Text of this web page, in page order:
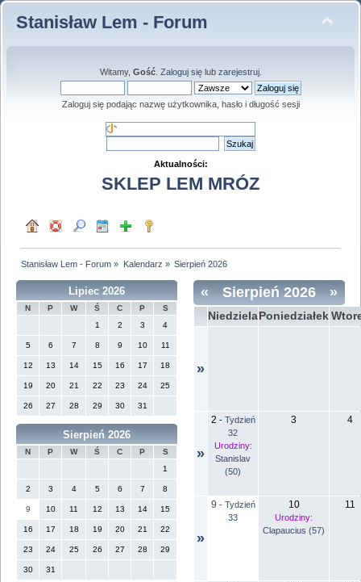
Stanisław Lem - Forum
Witamy, Gość. Zaloguj sięlub zarejestruj.
Zaloguj się podając nazwę użytkownika, hasło i długość sesji
Aktualności:
SKLEP LEM MRÓZ
Stanisław Lem - Forum » Kalendarz » Sierpień 2026
Lipiec 2026
N P W Ś C P
S
1
2 3 4
5 6 7 8 9 10 11
12 13 14 15 16 17 18
19 20 21 22 23 24 25
26 27 28 29 30 31
Sierpień 2026
N P W Ś C P
S
1
2 3 4 5 6 7 8
9 10 11 12 13 14 15
16 17 18 19 20 21 22
23 24 25 26 27 28 29
30 31
« »
Sierpień 2026
Niedziela Poniedziałek
»
»
2 - Tydzień
32
Urodziny:
Stanislav
(50)
3 4
»
9 - Tydzień
33
10
Urodziny:
Clapaucius (57)
11